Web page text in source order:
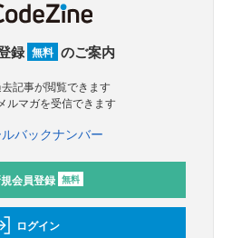
録 無料 のご案内
去記事が閲覧できます
ルマガを受信できます
ルバックナンバー
会員登録 無料
ログイン